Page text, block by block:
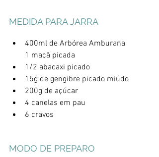
MEDIDA PARA JARRA
400ml de Arbórea Amburana
1 maçã picada
1/2 abacaxi picado
15g de gengibre picado miúdo
200g de açúcar
4 canelas em pau
6 cravos
MODO DE PREPARO